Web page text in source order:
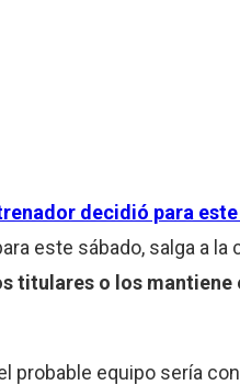
decidió para
este sábado, salga a
titulares o los mantiene
probable equipo sería